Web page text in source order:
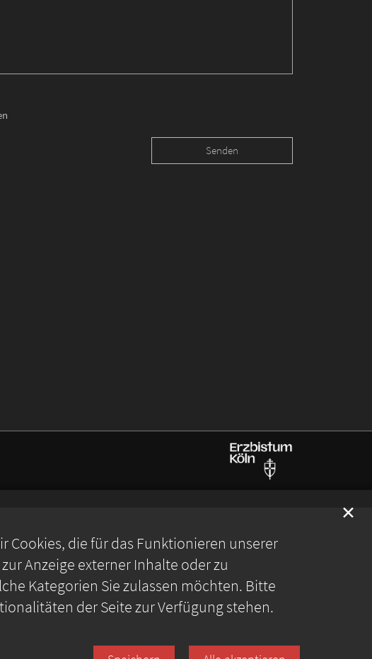
Cookies, die für das Funktionieren unserer
Anzeige externer Inhalte oder zu
Kategorien Sie zulassen möchten. Bitte
der Seite zur Verfügung stehen.
✕